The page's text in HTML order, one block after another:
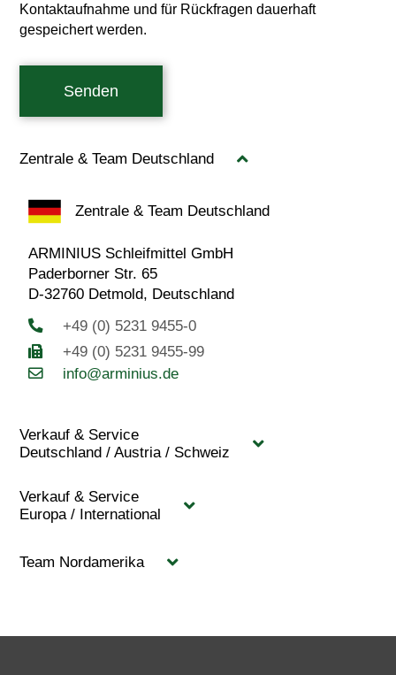
Kontaktaufnahme und für Rückfragen dauerhaft
gespeichert werden.
Senden
Zentrale & Team Deutschland
Zentrale & Team Deutschland
ARMINIUS Schleifmittel GmbH
Paderborner Str. 65
D-32760 Detmold, Deutschland
+49 (0) 5231 9455-0
+49 (0) 5231 9455-99
info@arminius.de
Verkauf & Service
Deutschland / Austria / Schweiz
Verkauf & Service
Europa / International
Team Nordamerika